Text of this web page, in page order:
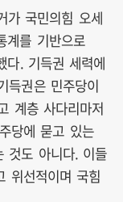
가 국민의힘 오세
계를 기반으로
다. 기득권 세력에
득권은 민주당이
계층 사다리마저
당에 묻고 있는
것도 아니다. 이들
위선적이며 국힘